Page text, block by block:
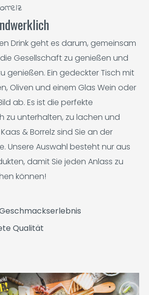
Drink geht es darum, gemeinsam
Gesellschaft zu genießen und
genießen. Ein gedeckter Tisch mit
Oliven und einem Glas Wein oder
ab. Es ist die perfekte
zu unterhalten, zu lachen und
& Borrelz sind Sie an der
Unsere Auswahl besteht nur aus
damit Sie jeden Anlass zu
können!
Qualität